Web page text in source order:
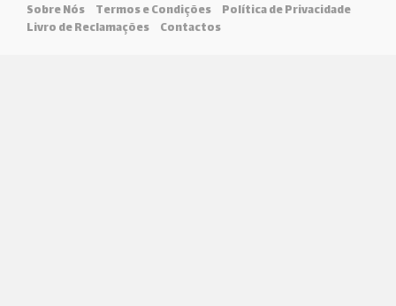
Sobre Nós Termos e Condições Política de Privacidade
Livro de Reclamações Contactos